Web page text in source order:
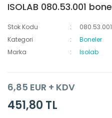
ISOLAB 080.53.001 bone
Stok Kodu
080.53.001
Kategori
Boneler
Marka
Isolab
6,85 EUR + KDV
451,80 TL